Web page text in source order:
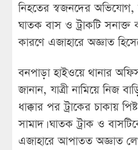
নিহতের স্বজনদের অভিযোগ,
ঘাতক বাস ও ট্রাকটি
কারণে এজাহারে অজ্ঞাত
বনপাড়া হাইওয়ে থানার
জানান, যাত্রী নামিয়ে নিজ
ধাক্কার পর ট্রাকের চাকায়
সামাদ। ঘাতক ট্রাক ও
এজাহারে আপাতত অজ্ঞাত